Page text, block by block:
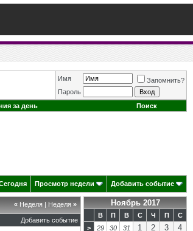
Имя
Запомнить?
Пароль
за день Поиск
Просмотр недели Добавить событие
« Неделя | Неделя »
Добавить событие
Ноябрь 2017
В П В С Ч П
С
>
29 30 31 1 2 3 4